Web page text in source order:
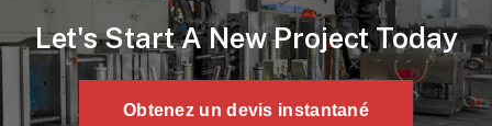
Let's Start A New Project Today
Obtenez un devis instantané